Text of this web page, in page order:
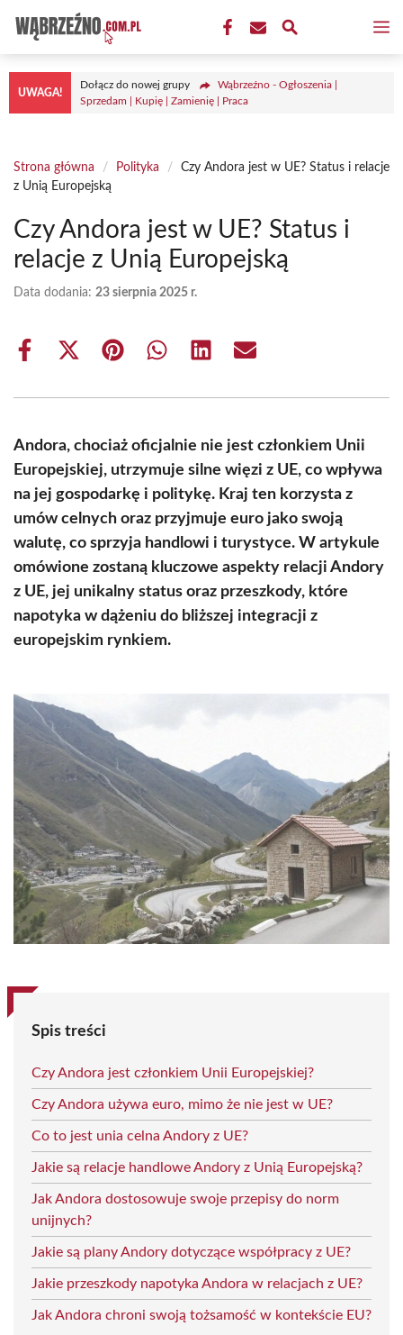
treści
UWAGA!
Dołącz do nowej grupy
Wąbrzeźno - Ogłoszenia |
Sprzedam | Kupię | Zamienię | Praca
Strona główna / Polityka /
Czy Andora jest w UE? Status i relacje
z Unią Europejską
Czy Andora jest w UE? Status i
relacje z Unią Europejską
Data dodania: 23 sierpnia 2025 r.
Share
Share
(Twitter)
Share Share Share Share
Andora, chociaż oficjalnie nie jest członkiem Unii
Europejskiej, utrzymuje silne więzi z UE, co wpływa
na jej gospodarkę i politykę. Kraj ten korzysta z
umów celnych oraz przyjmuje euro jako swoją
walutę, co sprzyja handlowi i turystyce. W artykule
omówione zostaną kluczowe aspekty relacji Andory
z UE, jej unikalny status oraz przeszkody, które
napotyka w dążeniu do bliższej integracji z
europejskim rynkiem.
Spis treści
Czy Andora jest członkiem Unii Europejskiej?
Czy Andora używa euro, mimo że nie jest w UE?
Co to jest unia celna Andory z UE?
Jakie są relacje handlowe Andory z Unią Europejską?
Jak Andora dostosowuje swoje przepisy do norm
unijnych?
Jakie są plany Andory dotyczące współpracy z UE?
Jakie przeszkody napotyka Andora w relacjach z UE?
Jak Andora chroni swoją tożsamość w kontekście EU?